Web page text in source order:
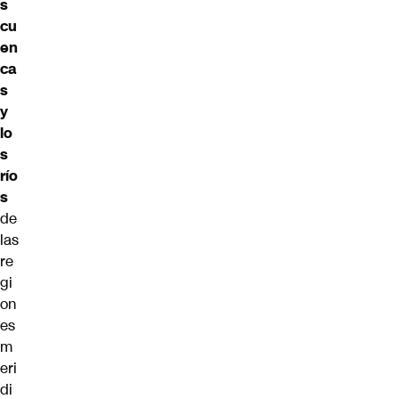
s
cu
en
ca
s
y
lo
s
río
s
de
las
re
gi
on
es
m
eri
di